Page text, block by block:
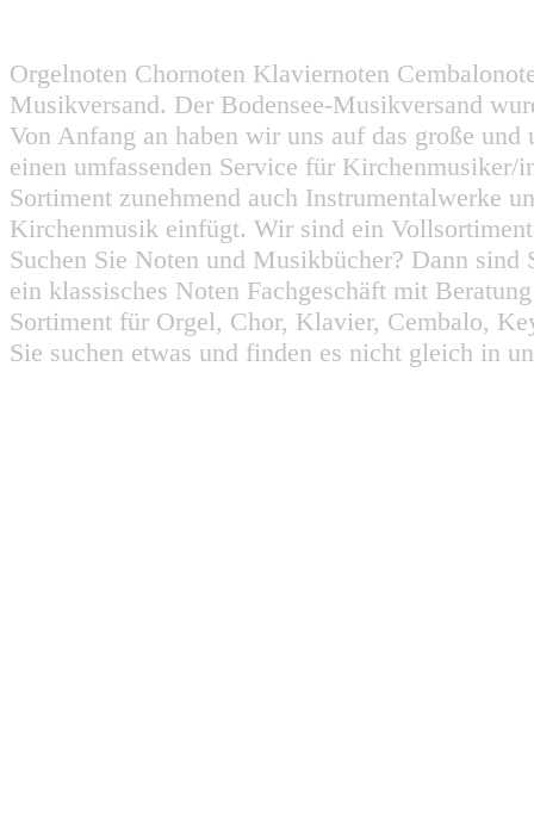
Orgelnoten Chornoten Klaviernoten
Musikversand. Der Bodensee-Musikversand
Von Anfang an haben wir uns auf das große
einen umfassenden Service für
Sortiment zunehmend auch Instrumentalwerke
Kirchenmusik einfügt. Wir sind ein
Suchen Sie Noten und Musikbücher? Dann
ein klassisches Noten Fachgeschäft mit
Sortiment für Orgel, Chor, Klavier, Cembalo,
Sie suchen etwas und finden es nicht gleich in